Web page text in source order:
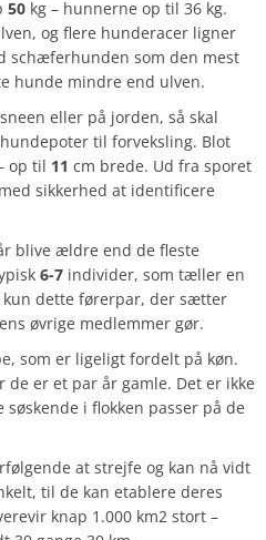
50 kg – hunnerne op til 36 kg.
og flere hunderacer ligner
schæferhunden som den mest
hunde mindre end ulven.
eller på jorden, så skal
til forveksling. Blot
op til 11 cm brede. Ud fra sporet
sikkerhed at identificere
blive ældre end de fleste
6-7 individer, som tæller en
dette førerpar, der sætter
øvrige medlemmer gør.
som er ligeligt fordelt på køn.
de er et par år gamle. Det er ikke
i flokken passer på de
at strejfe og kan nå vidt
til de kan etablere deres
knap 1.000 km2 stort –